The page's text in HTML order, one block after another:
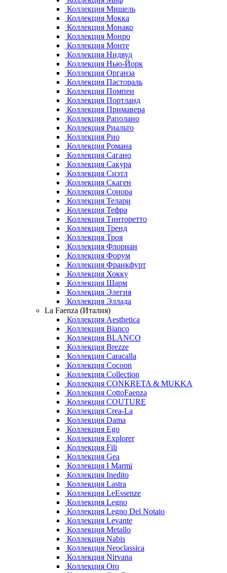
Коллекция Мишель
Коллекция Мокка
Коллекция Монако
Коллекция Монро
Коллекция Монте
Коллекция Нидвуд
Коллекция Нью-Йорк
Коллекция Органза
Коллекция Пастораль
Коллекция Помпеи
Коллекция Портланд
Коллекция Примавера
Коллекция Раполано
Коллекция Риальто
Коллекция Рио
Коллекция Романа
Коллекция Сагано
Коллекция Сакура
Коллекция Сиэтл
Коллекция Скаген
Коллекция Сонора
Коллекция Телари
Коллекция Тефра
Коллекция Тинторетто
Коллекция Тренд
Коллекция Троя
Коллекция Флориан
Коллекция Форум
Коллекция Франкфурт
Коллекция Хокку
Коллекция Шарм
Коллекция Элегия
Коллекция Эллада
La Faenza (Италия)
Коллекция Aesthetica
Коллекция Bianco
Коллекция BLANCO
Коллекция Brezze
Коллекция Caracalla
Коллекция Cocoon
Коллекция Collection
Коллекция CONKRETA & MUKKA
Коллекция CottoFaenza
Коллекция COUTURE
Коллекция Crea-La
Коллекция Dama
Коллекция Ego
Коллекция Explorer
Коллекция Fili
Коллекция Gea
Коллекция I Marmi
Коллекция Inedito
Коллекция Lastra
Коллекция LeEssenze
Коллекция Legno
Коллекция Legno Del Notaio
Коллекция Levante
Коллекция Metallo
Коллекция Nabis
Коллекция Neoclassica
Коллекция Nirvana
Коллекция Oro